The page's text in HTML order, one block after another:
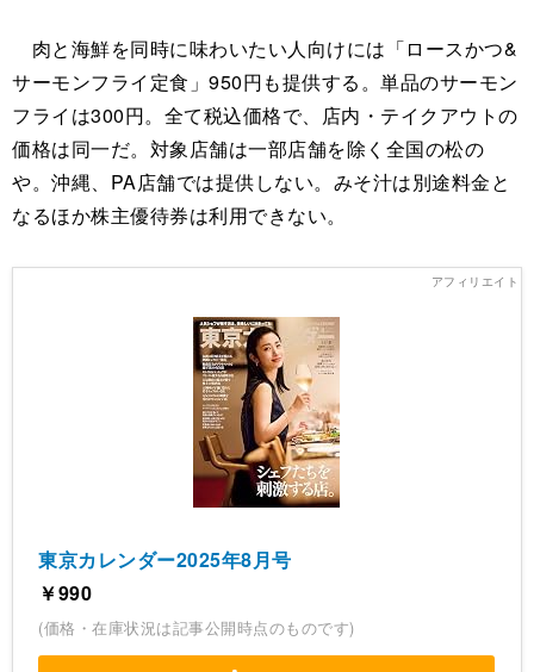
肉と海鮮を同時に味わいたい人向けには「ロースかつ&
サーモンフライ定食」950円も提供する。単品のサーモン
フライは300円。全て税込価格で、店内・テイクアウトの
価格は同一だ。対象店舗は一部店舗を除く全国の松の
や。沖縄、PA店舗では提供しない。みそ汁は別途料金と
なるほか株主優待券は利用できない。
東京カレンダー2025年8月号
￥990
(価格・在庫状況は記事公開時点のものです)